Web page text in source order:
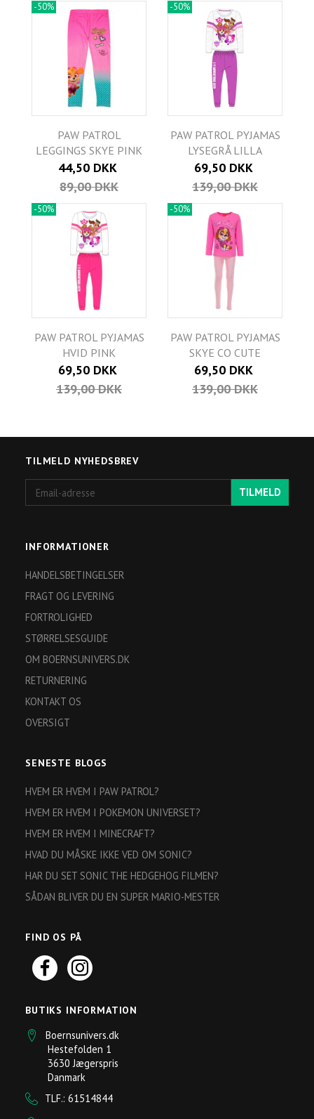
-50%
PAW PATROL
LEGGINGS SKYE PINK
44,50 DKK
89,00 DKK
-50%
PAW PATROL PYJAMAS
LYSEGRÅ LILLA
69,50 DKK
139,00 DKK
-50%
PAW PATROL PYJAMAS
HVID PINK
69,50 DKK
139,00 DKK
-50%
PAW PATROL PYJAMAS
SKYE CO CUTE
69,50 DKK
139,00 DKK
TILMELD NYHEDSBREV
adresse
TILMELD
INFORMATIONER
HANDELSBETINGELSER
FRAGT OG LEVERING
FORTROLIGHED
STØRRELSESGUIDE
OM BOERNSUNIVERS.DK
RETURNERING
KONTAKT OS
OVERSIGT
SENESTE BLOGS
HVEM ER HVEM I PAW PATROL?
HVEM ER HVEM I POKEMON UNIVERSET?
HVEM ER HVEM I MINECRAFT?
HVAD DU MÅSKE IKKE VED OM SONIC?
HAR DU SET SONIC THE HEDGEHOG FILMEN?
SÅDAN BLIVER DU EN SUPER MARIO-MESTER
FIND OS PÅ
BUTIKS INFORMATION
Boernsunivers.dk
Hestefolden 1
3630 Jægerspris
Danmark
TLF.: 61514844